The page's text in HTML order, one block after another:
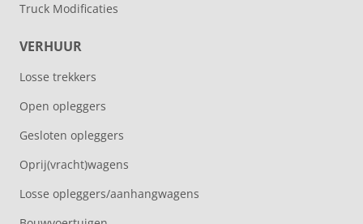
Truck Modificaties
VERHUUR
Losse trekkers
Open opleggers
Gesloten opleggers
Oprij(vracht)wagens
Losse opleggers/aanhangwagens